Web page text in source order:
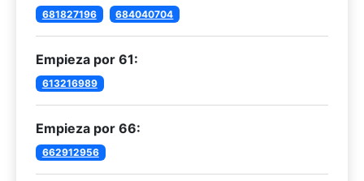
681827196 684040704
Empieza por 61:
613216989
Empieza por 66:
662912956